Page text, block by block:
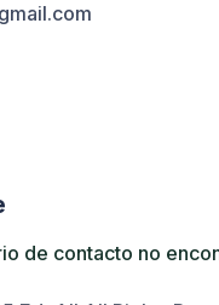
de contacto no